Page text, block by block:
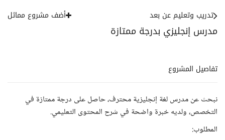
مدرس إنجليزي بدرجة ممتازة
تدريب وتعليم عن بعد أضف مشروع مماثل
تفاصيل المشروع
نبحث عن مدرس لغة إنجليزية محترف، حاصل على درجة ممتازة في
التخصص، ولديه خبرة واضحة في شرح المحتوى التعليمي.
المطلوب: